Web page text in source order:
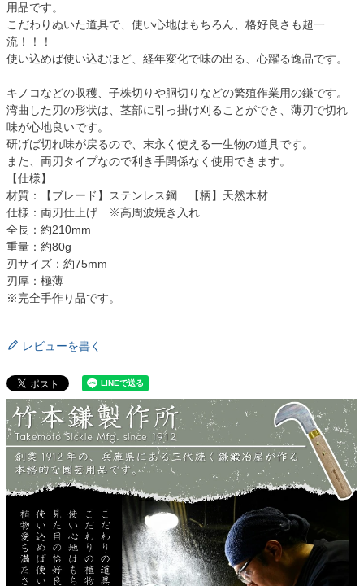
用品です。
こだわりぬいた道具で、使い心地はもちろん、格好良さも超一
流！！！
使い込めば使い込むほど、経年変化で味の出る、心躍る逸品です。
キノコなどの収穫、子株切りや胴切りなどの繁殖作業用の鎌です。
湾曲した刃の形状は、茎部に引っ掛け刈ることができ、薄刃で切れ
味が心地良いです。
研げば切れ味が戻るので、末永く使える一生物の道具です。
また、両刃タイプなので利き手関係なく使用できます。
【仕様】
材質：【ブレード】ステンレス鋼 【柄】天然木材
仕様：両刃仕上げ ※高周波焼き入れ
全長：約210mm
重量：約80g
刃サイズ：約75mm
刃厚：極薄
※完全手作り品です。
レビューを書く